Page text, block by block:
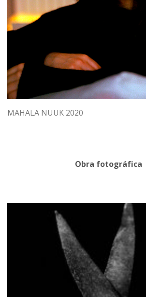
MAHALA NUUK 2020
Obra fotográfica